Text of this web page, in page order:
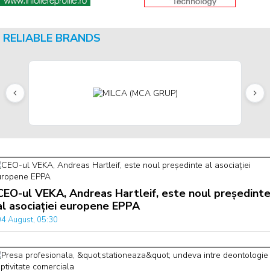
RELIABLE BRANDS
ul VEKA, Andreas Hartleif, este noul președinte
asociației europene EPPA
August, 05:30